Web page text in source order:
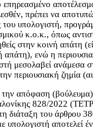
πρέπει να
του υπολογιστή,
κ.ο.κ., όπως
στην κοινή απάτη
απάτη), ενώ η
μεσολαβεί ανάμεσα
περιουσιακή ζημία
απόφαση
828/2022
του άρθρου
υπολογιστή αποτελεί